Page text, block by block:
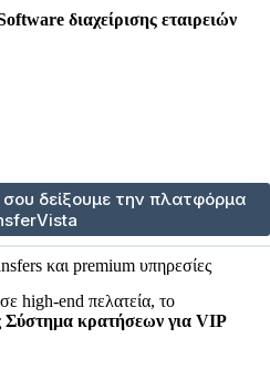
διαχείρισης εταιρειών
δείξουμε την πλατφόρμα
και premium υπηρεσίες
high-end πελατεία, το
Σύστημα κρατήσεων για VIP